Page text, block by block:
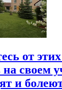
от
на своем
и